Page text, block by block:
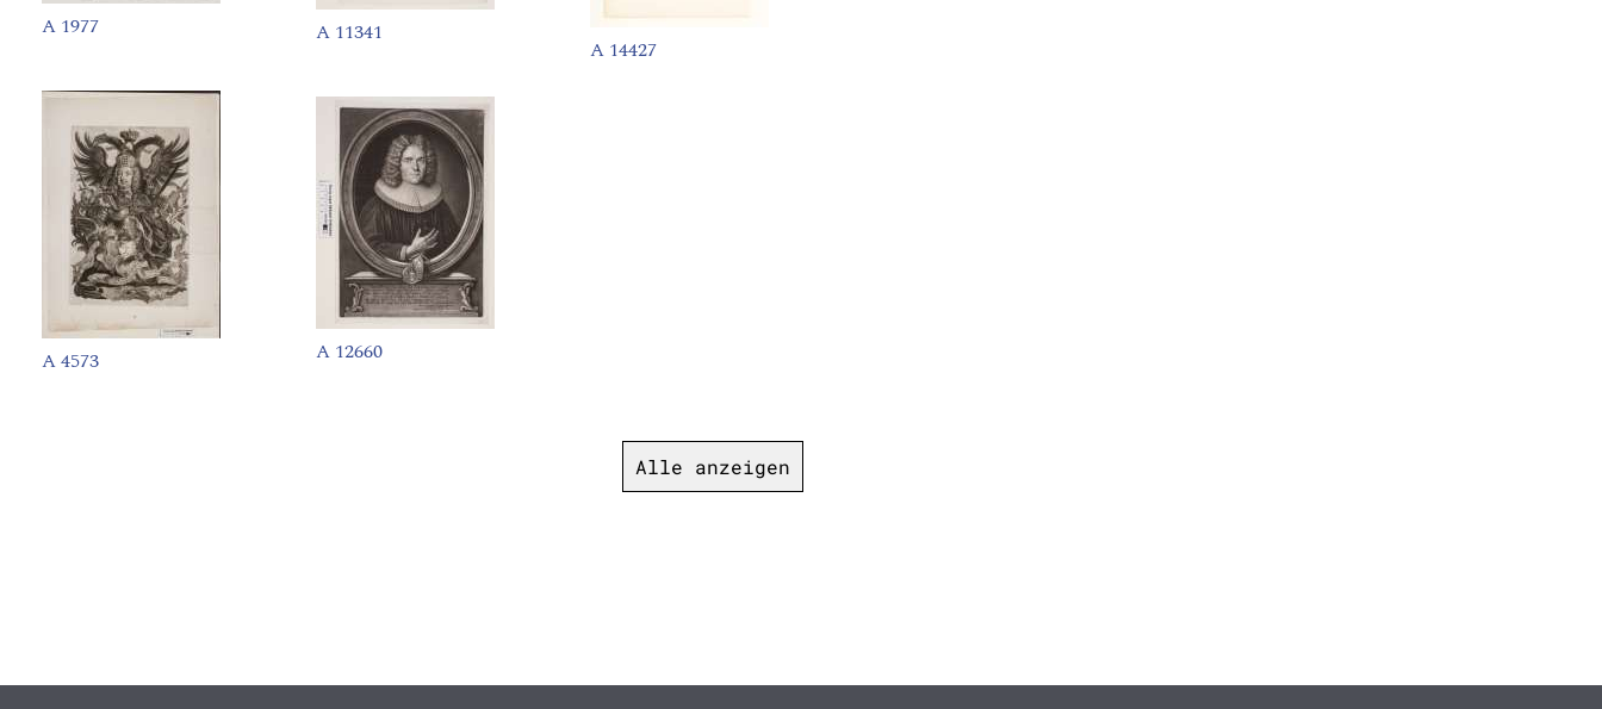
A 1977
A 4573
A 11341
A 12660
A 14427
Alle anzeigen